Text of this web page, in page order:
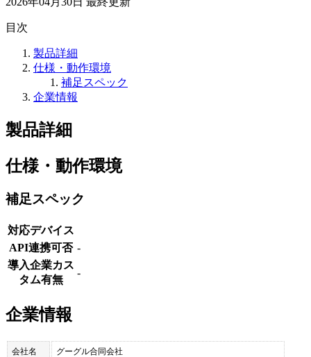
目次
製品詳細
仕様・動作環境
補足スペック
企業情報
製品詳細
仕様・動作環境
補足スペック
対応デバイス
API連携可否 -
導入企業カス
タム有無
-
企業情報
会社名 グーグル合同会社